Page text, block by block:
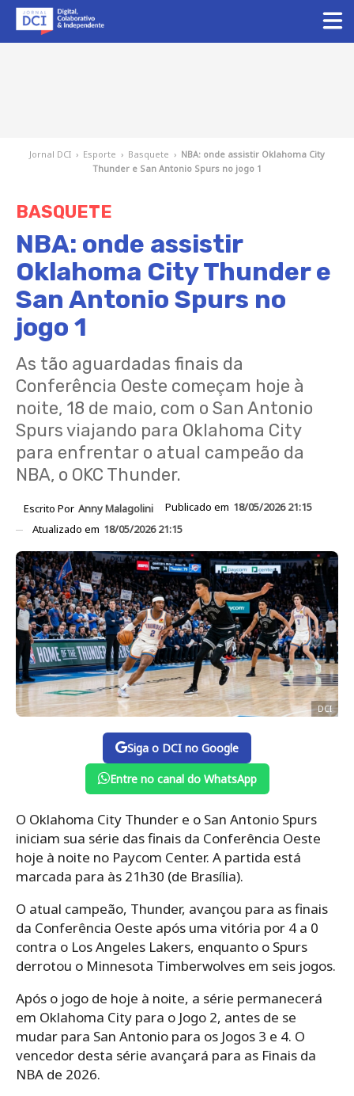
Jornal DCI › Esporte › Basquete › NBA: onde assistir Oklahoma City
Thunder e San Antonio Spurs no jogo 1
BASQUETE
NBA: onde assistir
Oklahoma City Thunder e
San Antonio Spurs no
jogo 1
As tão aguardadas finais da
Conferência Oeste começam hoje à
noite, 18 de maio, com o San Antonio
Spurs viajando para Oklahoma City
para enfrentar o atual campeão da
NBA, o OKC Thunder.
Escrito Por Anny Malagolini Publicado em 18/05/2026 21:15
Atualizado em 18/05/2026 21:15
DCI
Siga o DCI no Google
Entre no canal do WhatsApp
O Oklahoma City Thunder e o San Antonio Spurs
iniciam sua série das finais da Conferência Oeste
hoje à noite no Paycom Center. A partida está
marcada para às 21h30 (de Brasília).
O atual campeão, Thunder, avançou para as finais
da Conferência Oeste após uma vitória por 4 a 0
contra o Los Angeles Lakers, enquanto o Spurs
derrotou o Minnesota Timberwolves em seis jogos.
Após o jogo de hoje à noite, a série permanecerá
em Oklahoma City para o Jogo 2, antes de se
mudar para San Antonio para os Jogos 3 e 4. O
vencedor desta série avançará para as Finais da
NBA de 2026.